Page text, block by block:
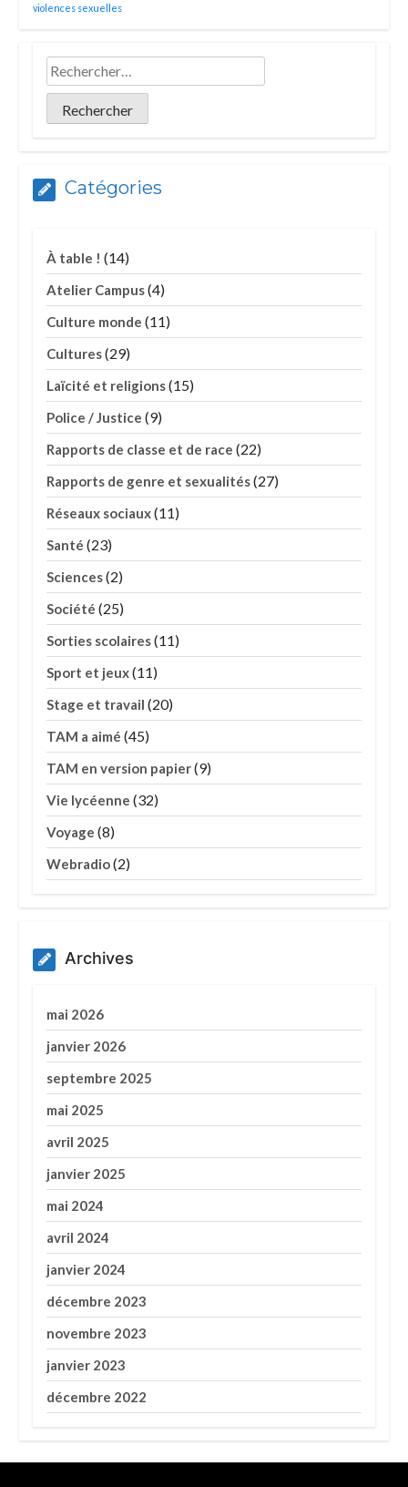
violences sexuelles
Catégories
À table ! (14)
Atelier Campus(4)
Culture monde (11)
Cultures(29)
Laïcité et religions(15)
Police / Justice (9)
Rapports de classe et de race (22)
Rapports de genre et sexualités(27)
Réseaux sociaux(11)
Santé (23)
Sciences(2)
Société (25)
Sorties scolaires(11)
Sport et jeux(11)
Stage et travail (20)
TAM a aimé (45)
TAM en version papier(9)
Vie lycéenne (32)
Voyage (8)
Webradio(2)
Archives
mai 2026
janvier 2026
septembre 2025
mai 2025
avril 2025
janvier 2025
mai 2024
avril 2024
janvier 2024
décembre 2023
novembre 2023
janvier 2023
décembre 2022